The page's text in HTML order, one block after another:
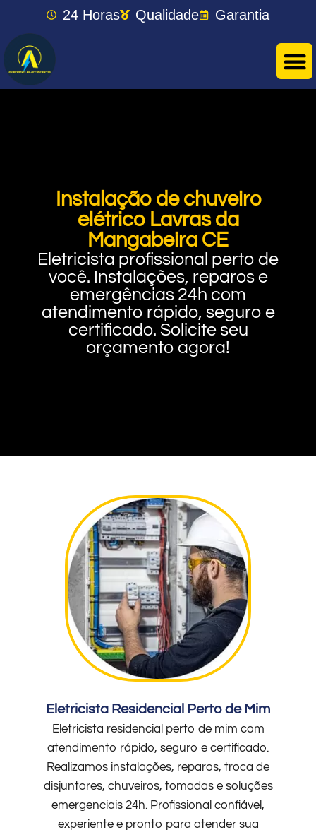
24 Horas Qualidade Garantia
Instalação de chuveiro
elétrico Lavras da
Mangabeira CE
Eletricista profissional perto de
você. Instalações, reparos e
emergências 24h com
atendimento rápido, seguro e
certificado. Solicite seu
orçamento agora!
Eletricista Residencial Perto de Mim
Eletricista residencial perto de mim com
atendimento rápido, seguro e certificado.
Realizamos instalações, reparos, troca de
disjuntores, chuveiros, tomadas e soluções
emergenciais 24h. Profissional confiável,
experiente e pronto para atender sua